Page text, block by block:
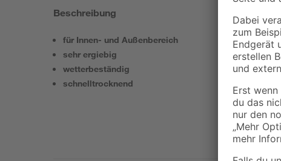
Beschreibung
für Innen- und Außenbereich
sehr ergiebig
wetterbeständig
schnelltrocknend